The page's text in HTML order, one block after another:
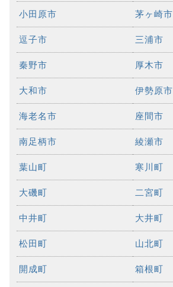
小田原市 茅ヶ崎市
逗子市 三浦市
秦野市 厚木市
大和市 伊勢原市
海老名市 座間市
南足柄市 綾瀬市
葉山町 寒川町
大磯町 二宮町
中井町 大井町
松田町 山北町
開成町 箱根町